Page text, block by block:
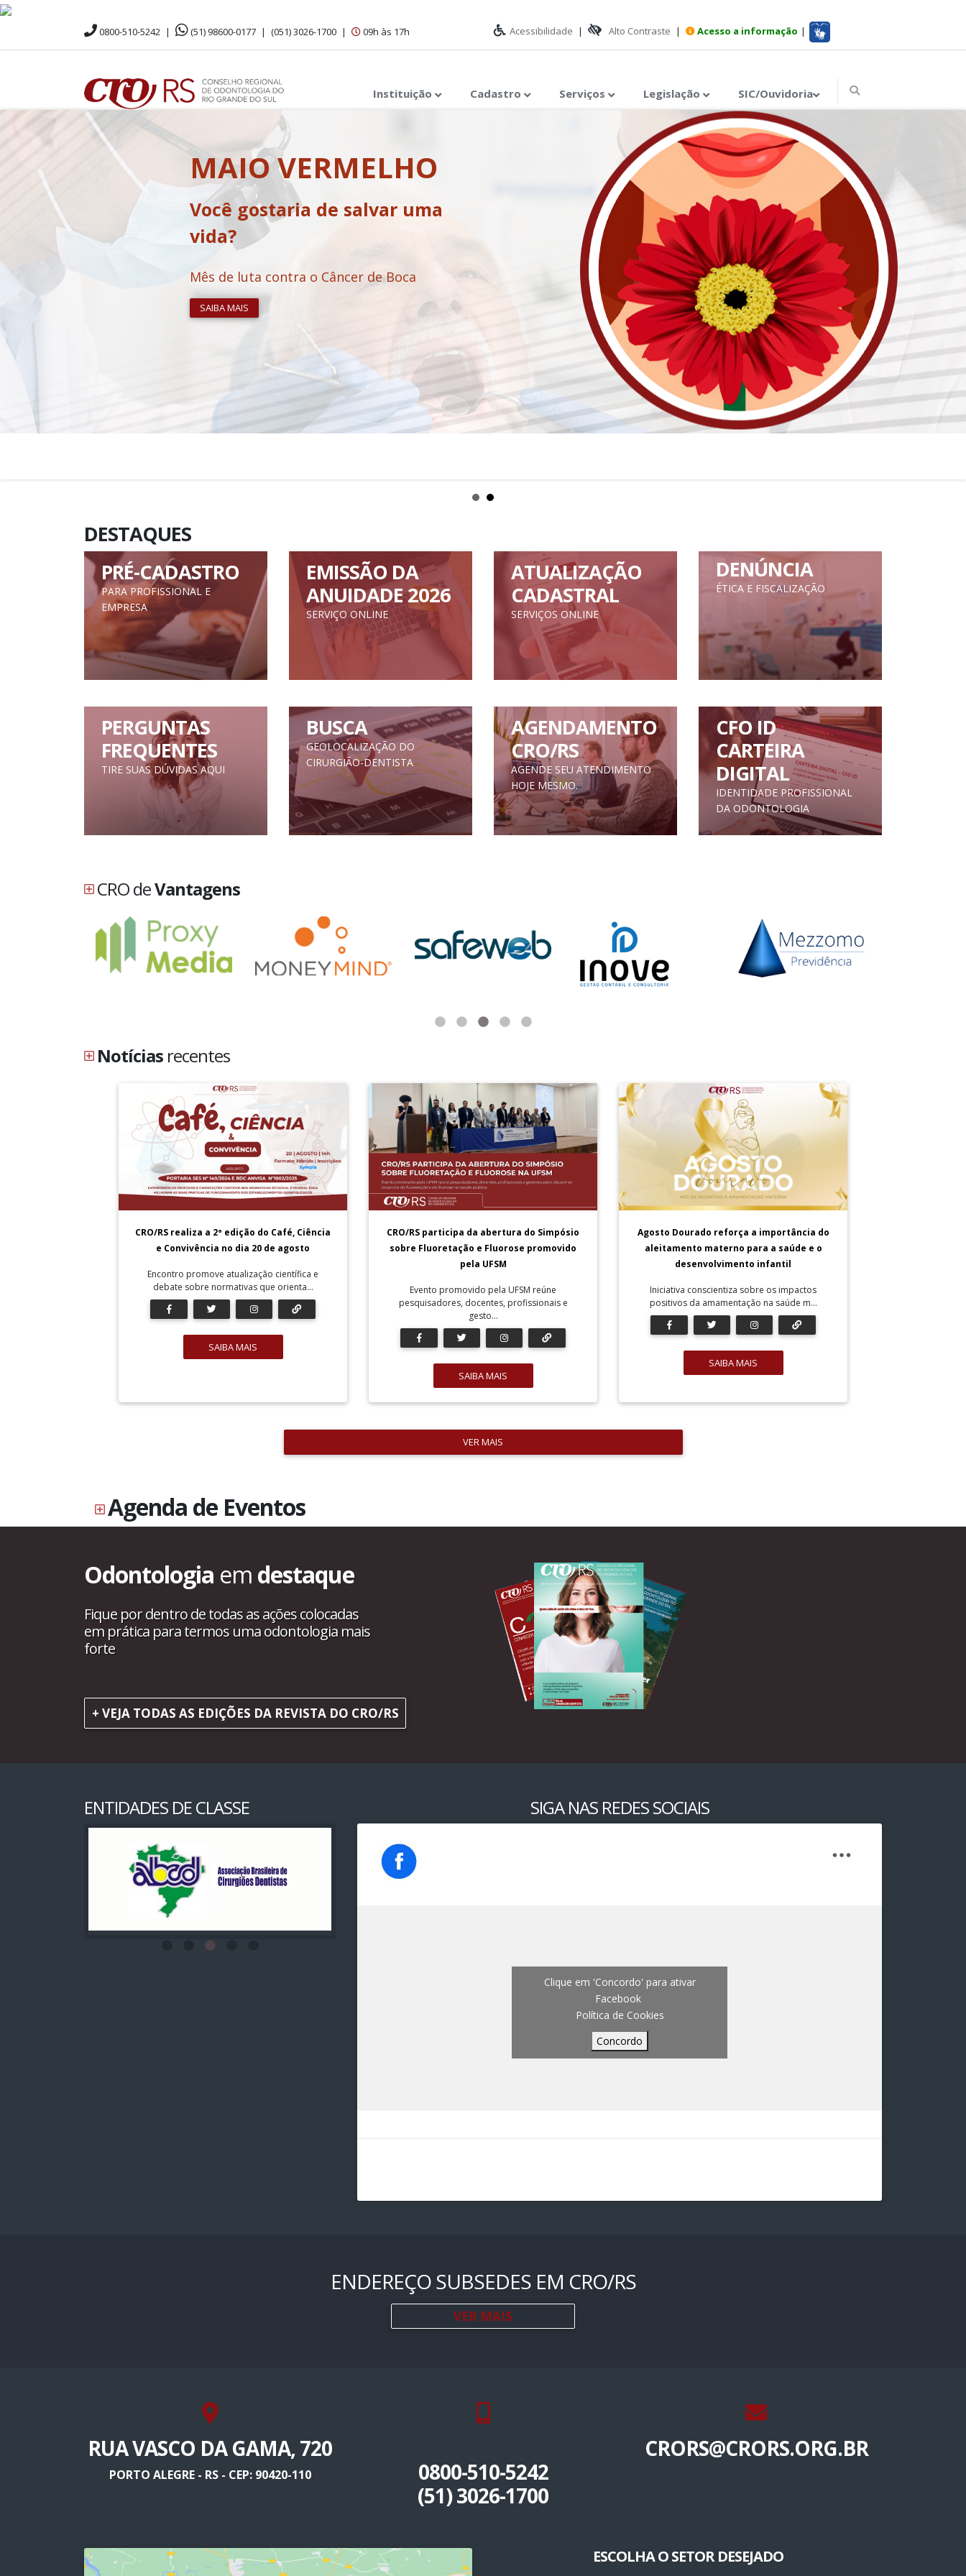
0800-510-5242 | (51) 98600-0177 | (051) 3026-1700 | 09h às 17h Acessibilidade | Alto Contraste | Acesso a informação |
Instituição Cadastro Serviços Legislação SIC/Ouvidoria
MAIO VERMELHO
Você gostaria de salvar uma
vida?
Mês de luta contra o Câncer de Boca
SAIBA MAIS
DESTAQUES
PRÉ-CADASTRO
PARA PROFISSIONAL E
EMPRESA
EMISSÃO DA
ANUIDADE 2026
SERVIÇO ONLINE
ATUALIZAÇÃO
CADASTRAL
SERVIÇOS ONLINE
DENÚNCIA
ÉTICA E FISCALIZAÇÃO
PERGUNTAS
FREQUENTES
TIRE SUAS DÚVIDAS AQUI
BUSCA
GEOLOCALIZAÇÃO DO
CIRURGIÃO-DENTISTA
AGENDAMENTO
CRO/RS
AGENDE SEU ATENDIMENTO
HOJE MESMO.
CFO ID
CARTEIRA
DIGITAL
IDENTIDADE PROFISSIONAL
DA ODONTOLOGIA
CRO deVantagens
Notícias recentes
CRO/RS realiza a 2ª edição do Café, Ciência
e Convivência no dia 20 de agosto
Encontro promove atualização científica e
debate sobre normativas que orienta...
SAIBA MAIS
CRO/RS participa da abertura do Simpósio
sobre Fluoretação e Fluorose promovido
pela UFSM
Evento promovido pela UFSM reúne
pesquisadores, docentes, profissionais e
gesto...
SAIBA MAIS
Agosto Dourado reforça a importância do
aleitamento materno para a saúde e o
desenvolvimento infantil
Iniciativa conscientiza sobre os impactos
positivos da amamentação na saúde m...
SAIBA MAIS
VER MAIS
Agenda de Eventos
Odontologia em destaque
Fique por dentro de todas as ações colocadas
em prática para termos uma odontologia mais
forte
+ VEJA TODAS AS EDIÇÕES DA REVISTA DO CRO/RS
ENTIDADES DE CLASSE SIGA NAS REDES SOCIAIS
Clique em 'Concordo' para ativar
Facebook
Política de Cookies
Concordo
ENDEREÇO SUBSEDES EM CRO/RS
VER MAIS
RUA VASCO DA GAMA, 720
PORTO ALEGRE - RS - CEP: 90420-110
0800-510-5242
(51) 3026-1700
CRORS@CRORS.ORG.BR
ESCOLHA O SETOR DESEJADO